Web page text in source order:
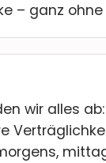
– ganz
wir alles